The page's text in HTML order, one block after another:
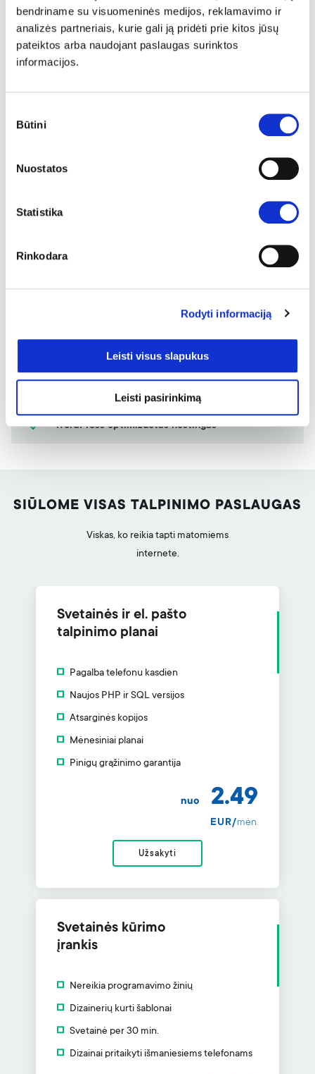
bendriname su visuomeninės medijos, reklamavimo ir
analizės partneriais, kurie gali ją pridėti prie kitos jūsų
pateiktos arba naudojant paslaugas surinktos
informacijos.
pasirinkimas
Būtini
Nuostatos
Statistika
Rinkodara
Rodyti informaciją
Leisti visus slapukus
Leisti pasirinkimą
Svetainių kiekis
Domeno parkavimas
Puslapių kiekis
Nuotraukos iš foto banko
SEO optimizavimas
Veikia planuose
WordPress optimizuotas hostingas
SIŪLOME VISAS TALPINIMO PASLAUGAS
Viskas, ko reikia tapti matomiems
internete.
Svetainės ir el. pašto
talpinimo planai
Pagalba telefonu kasdien
Naujos PHP ir SQL versijos
Atsarginės kopijos
Mėnesiniai planai
Pinigų grąžinimo garantija
nuo 2.49
EUR/mėn.
Užsakyti
Svetainės kūrimo
įrankis
Nereikia programavimo žinių
Dizainerių kurti šablonai
Svetainė per 30 min.
Dizainai pritaikyti išmaniesiems telefonams